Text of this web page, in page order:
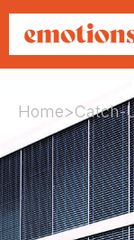
Home>Catch-